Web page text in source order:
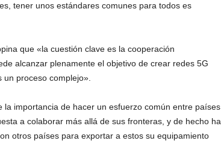
tener unos estándares comunes para todos es
que «la cuestión clave es la cooperación
alcanzar plenamente el objetivo de crear redes 5G
proceso complejo».
la importancia de hacer un esfuerzo común entre países
a colaborar más allá de sus fronteras, y de hecho ha
otros países para exportar a estos su equipamiento